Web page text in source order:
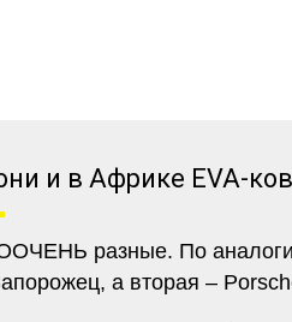
и в Африке EVA-
разные. По
а вторая –